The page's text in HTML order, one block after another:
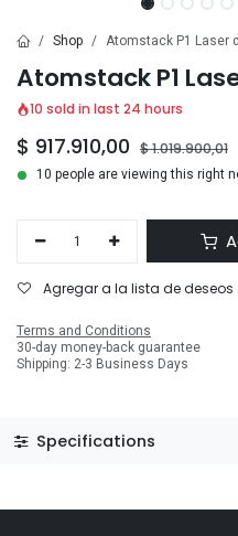
Shop Atomstack P1 Laser
Atomstack P1
10 sold in last 24 hours
$ 917.910,00 $1.019.900,01
10 people are viewing this right
Agregar a la lista de deseos
Terms and Conditions
30-day money-back guarantee
Shipping: 2-3 Business Days
Specifications